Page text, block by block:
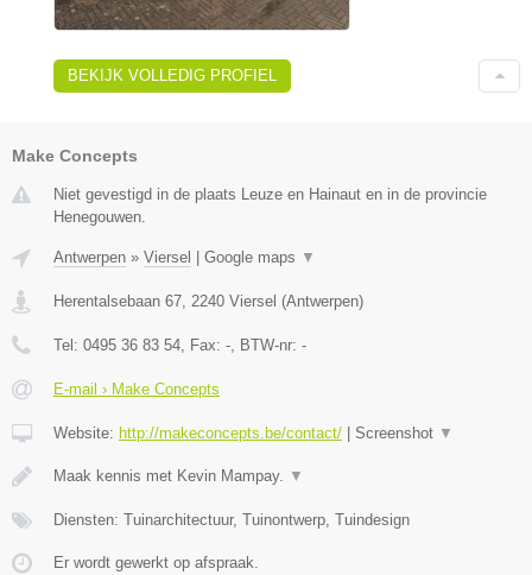
BEKIJK VOLLEDIG PROFIEL
Make Concepts
Niet gevestigd in de plaats Leuze en Hainaut en in de provincie
Henegouwen.
Antwerpen » Viersel | Google maps ▼
Herentalsebaan 67 2240 Viersel (Antwerpen)
Tel: 0495 36 83 54 , Fax: - , BTW-nr: -
E-mail › Make Concepts
Website: http://makeconcepts.be/contact/ | Screenshot ▼
Maak kennis met Kevin Mampay. ▼
Diensten: Tuinarchitectuur, Tuinontwerp, Tuindesign
Er wordt gewerkt op afspraak.